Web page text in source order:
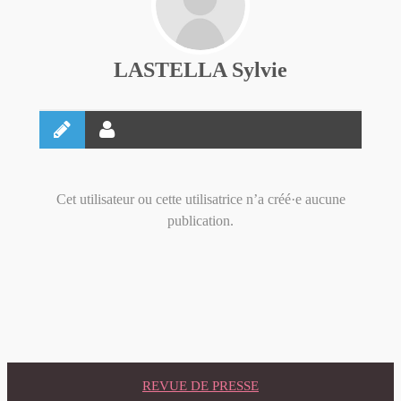
LASTELLA Sylvie
Cet utilisateur ou cette utilisatrice n’a créé·e aucune
publication.
REVUE DE PRESSE